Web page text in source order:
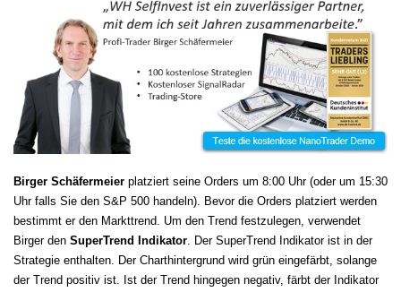
Birger Schäfermeier platziert seine Orders um 8:00 Uhr (oder um 15:30
Uhr falls Sie den S&P 500 handeln). Bevor die Orders platziert werden
bestimmt er den Markttrend. Um den Trend festzulegen, verwendet
Birger den SuperTrend Indikator. Der SuperTrend Indikator ist in der
Strategie enthalten. Der Charthintergrund wird grün eingefärbt, solange
der Trend positiv ist. Ist der Trend hingegen negativ, färbt der Indikator